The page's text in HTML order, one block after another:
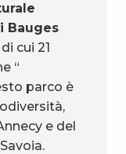
Bauges
di cui 21
“
parco è
e del